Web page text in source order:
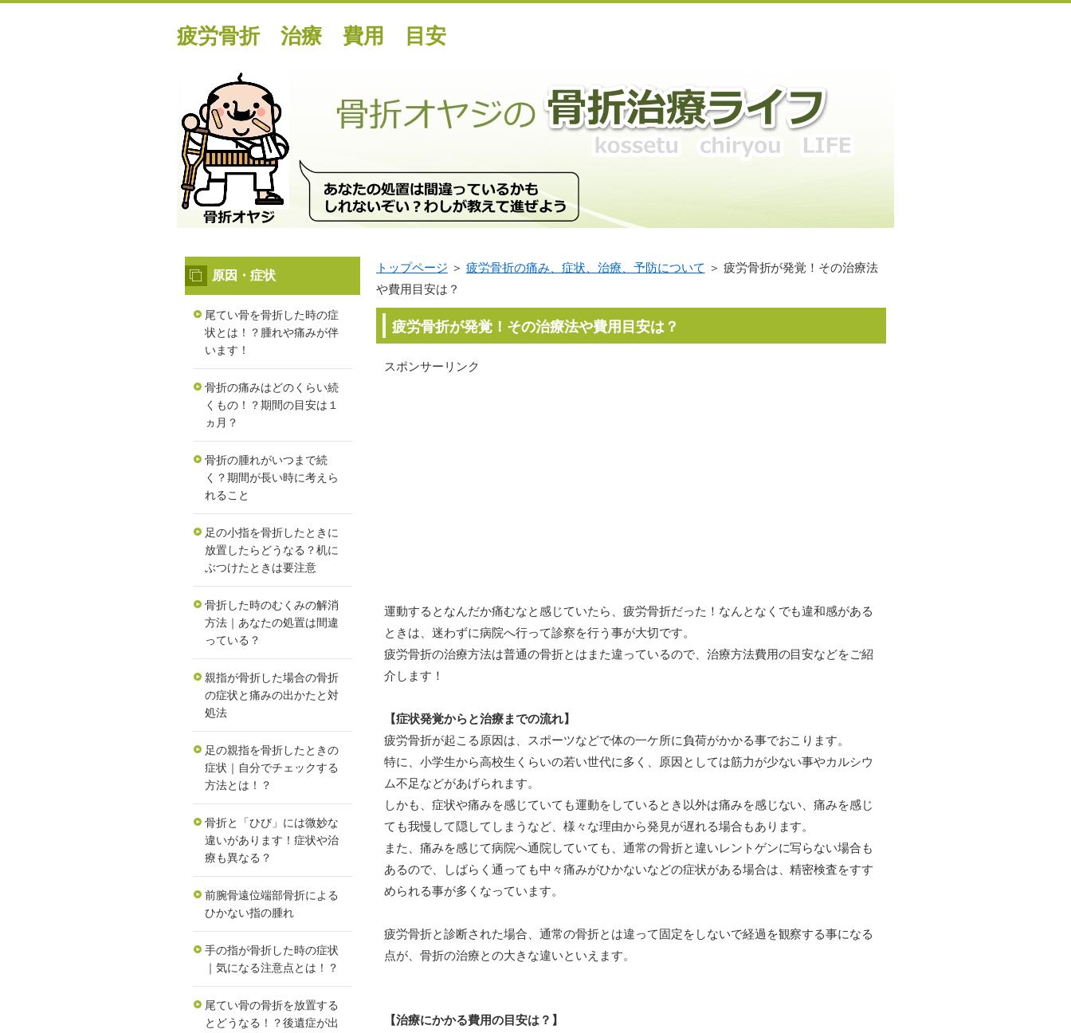
疲労骨折 治療 費用 目安
トップページ ＞ 疲労骨折の痛み、症状、治療、予防について ＞ 疲労骨折が発覚！その治療法
や費用目安は？
疲労骨折が発覚！その治療法や費用目安は？
スポンサーリンク
運動するとなんだか痛むなと感じていたら、疲労骨折だった！なんとなくでも違和感がある
ときは、迷わずに病院へ行って診察を行う事が大切です。
疲労骨折の治療方法は普通の骨折とはまた違っているので、治療方法費用の目安などをご紹
介します！
【症状発覚からと治療までの流れ】
疲労骨折が起こる原因は、スポーツなどで体の一ケ所に負荷がかかる事でおこります。
特に、小学生から高校生くらいの若い世代に多く、原因としては筋力が少ない事やカルシウ
ム不足などがあげられます。
しかも、症状や痛みを感じていても運動をしているとき以外は痛みを感じない、痛みを感じ
ても我慢して隠してしまうなど、様々な理由から発見が遅れる場合もあります。
また、痛みを感じて病院へ通院していても、通常の骨折と違いレントゲンに写らない場合も
あるので、しばらく通っても中々痛みがひかないなどの症状がある場合は、精密検査をすす
められる事が多くなっています。
疲労骨折と診断された場合、通常の骨折とは違って固定をしないで経過を観察する事になる
点が、骨折の治療との大きな違いといえます。
【治療にかかる費用の目安は？】
原因・症状
尾てい骨を骨折した時の症
状とは！？腫れや痛みが伴
います！
骨折の痛みはどのくらい続
くもの！？期間の目安は１
ヵ月？
骨折の腫れがいつまで続
く？期間が長い時に考えら
れること
足の小指を骨折したときに
放置したらどうなる？机に
ぶつけたときは要注意
骨折した時のむくみの解消
方法｜あなたの処置は間違
っている？
親指が骨折した場合の骨折
の症状と痛みの出かたと対
処法
足の親指を骨折したときの
症状｜自分でチェックする
方法とは！？
骨折と「ひび」には微妙な
違いがあります！症状や治
療も異なる？
前腕骨遠位端部骨折による
ひかない指の腫れ
手の指が骨折した時の症状
｜気になる注意点とは！？
尾てい骨の骨折を放置する
とどうなる！？後遺症が出